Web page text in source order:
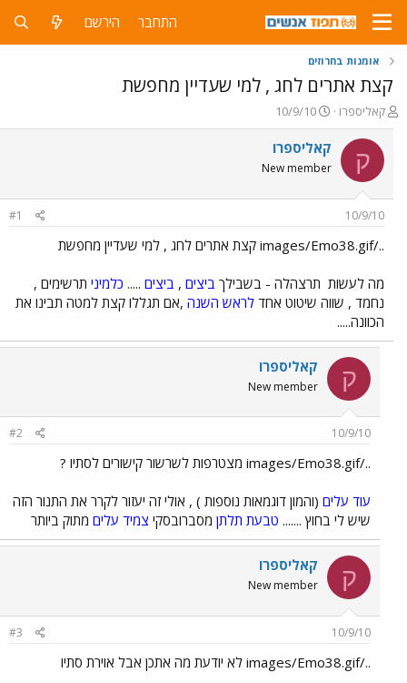
התחבר הירשם
אומנות בחרוזים
קצת אתרים לחג , למי שעדיין מחפשת
פ
ו
ת
ח
ה
ו
ש
קאליספרו
פ
ו
ר
ס
ם
ר
10/9/10
ק קאליספרו
New member
10/9/10
#1
../images/Emo38.gif קצת אתרים לחג , למי שעדיין מחפשת
מה לעשות תרצהלה - בשבילך ביצים , ביצים ..... כלמיני תרשימים ,
נחמד , שווה שיטוט אחד לראש השנה ,אם תגללו קצת למטה תבינו את
הכוונה.....
ק קאליספרו
New member
10/9/10
#2
../images/Emo38.gif מצטרפות לשרשור קישורים לסתיו ?
עוד עלים (והמון דוגמאות נוספות ) , אולי זה יעזור לקרר את התנור הזה
שיש לי בחוץ ....... טבעת תלתן מסברובסקי צמיד עלים מתוק ביותר
ק קאליספרו
New member
10/9/10
#3
../images/Emo38.gif לא יודעת מה אתכן אבל אוירת סתיו